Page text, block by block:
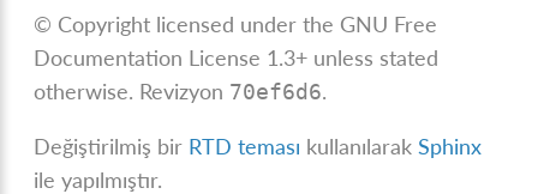
© Copyright licensed under the GNU Free
Documentation License 1.3+ unless stated
otherwise. Revizyon 70ef6d6.
Değiştirilmiş bir RTD teması kullanılarakSphinx
ile yapılmıştır.